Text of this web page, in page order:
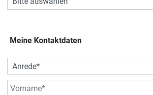
Meine Kontaktdaten